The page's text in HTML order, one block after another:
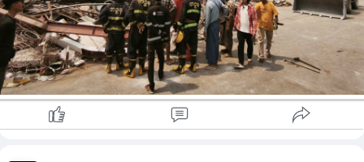
နည်းဆုံး ၁၀ ဦး လာရောက်စားသောက်နေစဉ်အတွင်းမှာ ဆိုင်ပြိုတဲ့
ထဲပါသွားတယ်။ ကရ ဝိတ် စားသောက် ဆိုင်ဖွင့်ထားတဲ့ ၆ ထပ်
က်တစ်ခုလုံးကလည်း ငလျင် လှုပ်ပြီးတော့ မြေကြီးပေါ်မှာ အပုံ
က်ပဲ ကျန်ပါတယ်။ ပြိုကျတဲ့အရှိန်နဲ့ အထဲမှာရှိနေတဲ့သူ တွေလည်း
ယ်လိုမှ အသက်မရှင်နိုင်ပါဘူး" ဟု ရန်ကုန်ခေတ် သစ်၏ သတင်း
င်းမြစ်က ရှင်းပြသည်။
တ်လ ၂၈ ရက်နေ့ ငလျင်လှုပ်ခတ်ချိန်မှာ နေ့လယ်စာစားချိန်ဖြစ်၍